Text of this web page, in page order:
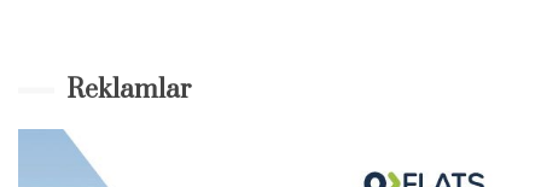
Reklamlar